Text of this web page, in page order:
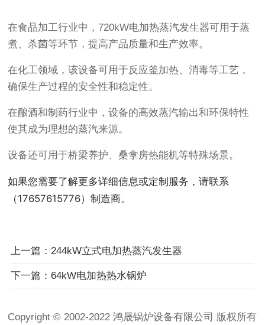
在食品加工行业中，720kW电加热蒸汽发生器可用于蒸
煮、杀菌等环节，提高产品质量和生产效率。
在化工领域，该设备可用于反应釜加热、消毒等工艺，
确保生产过程的安全性和稳定性。
在酿酒和制药行业中，设备的高效蒸汽输出和环保特性
使其成为理想的蒸汽来源。
设备还可用于桥梁养护、桑拿房热能机等特殊场景。
如果您需要了解更多详细信息或定制服务，请联系
（17657615776）制造商。
上一篇：244kW立式电加热蒸汽发生器
下一篇：64kW电加热热水锅炉
Copyright © 2002-2022 鸿晟锅炉设备有限公司 版权所有